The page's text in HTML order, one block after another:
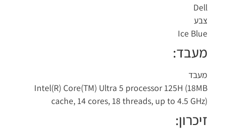
Ice
Intel(R) Core(TM) Ultra 5 processor 125H
cache, 14 cores, 18 threads, up to 4.5